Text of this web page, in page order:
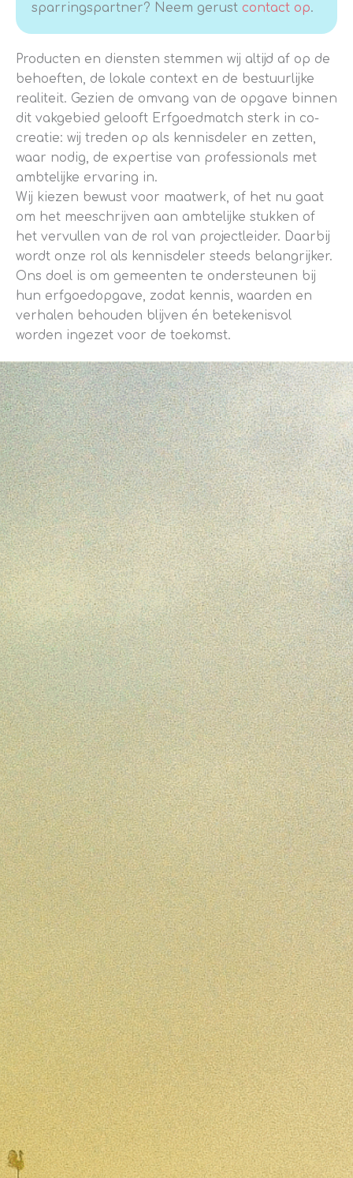
sparringspartner? Neem gerust contact op.
Producten en diensten stemmen wij altijd af op de
behoeften, de lokale context en de bestuurlijke
realiteit. Gezien de omvang van de opgave binnen
dit vakgebied gelooft Erfgoedmatch sterk in co-
creatie: wij treden op als kennisdeler en zetten,
waar nodig, de expertise van professionals met
ambtelijke ervaring in.
Wij kiezen bewust voor maatwerk, of het nu gaat
om het meeschrijven aan ambtelijke stukken of
het vervullen van de rol van projectleider. Daarbij
wordt onze rol als kennisdeler steeds belangrijker.
Ons doel is om gemeenten te ondersteunen bij
hun erfgoedopgave, zodat kennis, waarden en
verhalen behouden blijven én betekenisvol
worden ingezet voor de toekomst.